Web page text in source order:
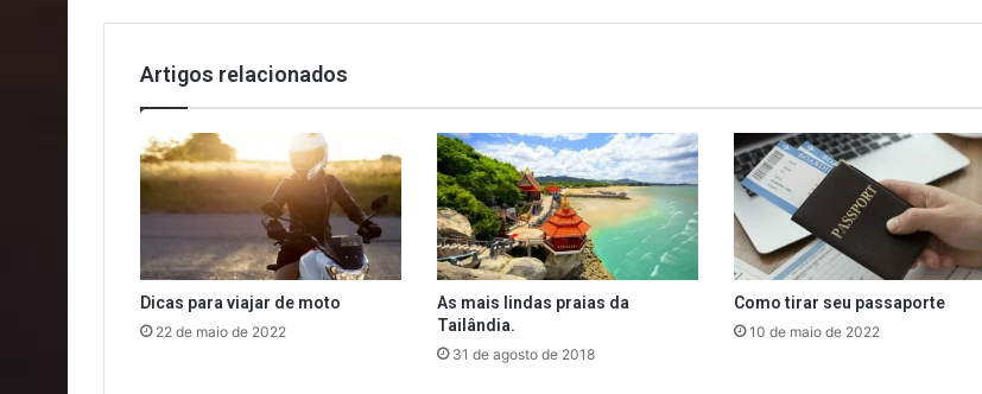
Artigos relacionados
Dicas para viajar de moto
22 de maio de 2022
As mais lindas praias da
Tailândia.
31 de agosto de 2018
Como tirar seu passaporte
10 de maio de 2022